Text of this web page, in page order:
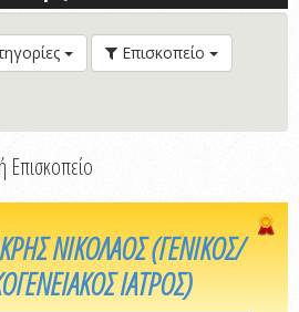
Επισκοπείο
Επισκοπείο
ΝΙΚΟΛΑΟΣ (ΓΕΝΙΚΟΣ/
ΙΑΤΡΟΣ)